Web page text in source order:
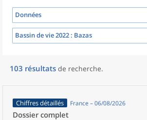
Données
Bassin de vie 2022 : Bazas
103 résultats de recherche.
Chiffres détaillés France – 06/08/2026
Dossier complet